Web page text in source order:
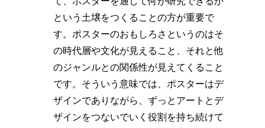
という土壌をつくることの方が重要で
す。ポスターのおもしろさというのはそ
の時代層や文化が見えること、それと他
のジャンルとの関係性が見えてくること
です。そういう意味では、ポスターはデ
ザインでありながら、ずっとアートとデ
ザインをつないでいく役割を持ち続けて